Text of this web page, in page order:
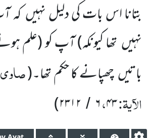
بتانا اس بات کی دلیل نہیںکہ
نہیںتھا کیونکہ)آپ کو(علم
باتیںچھپانے کا حکم تھا۔(
الآیۃ:۴۳،۶ / ۲۳۱۲)